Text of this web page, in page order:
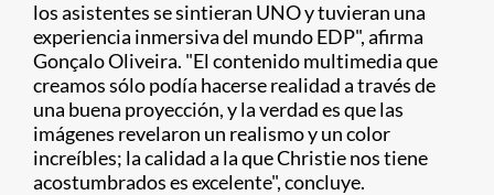
los asistentes se sintieran UNO y tuvieran una
experiencia inmersiva del mundo EDP", afirma
Gonçalo Oliveira. "El contenido multimedia que
creamos sólo podía hacerse realidad a través de
una buena proyección, y la verdad es que las
imágenes revelaron un realismo y un color
increíbles; la calidad a la que Christie nos tiene
acostumbrados es excelente", concluye.